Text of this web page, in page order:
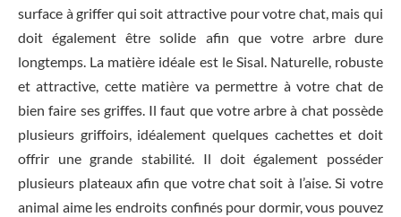
surface à griffer qui soit attractive pour votre chat, mais qui
doit également être solide afin que votre arbre dure
longtemps. La matière idéale est le Sisal. Naturelle, robuste
et attractive, cette matière va permettre à votre chat de
bien faire ses griffes. Il faut que votre arbre à chat possède
plusieurs griffoirs, idéalement quelques cachettes et doit
offrir une grande stabilité. Il doit également posséder
plusieurs plateaux afin que votre chat soit à l’aise. Si votre
animal aime les endroits confinés pour dormir, vous pouvez